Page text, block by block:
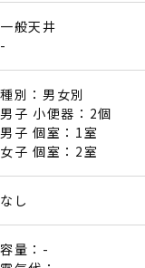
一般天井
-
種別：男女別
男子 小便器：2個
男子 個室：1室
女子 個室：2室
なし
容量：-